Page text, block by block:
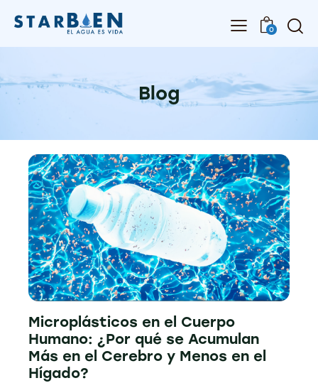
0
Blog
Microplásticos en el Cuerpo
Humano: ¿Por qué se Acumulan
Más en el Cerebro y Menos en el
Hígado?